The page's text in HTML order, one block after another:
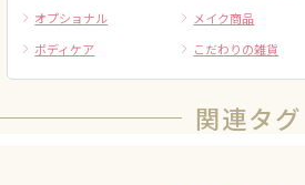
オプショナル
メイク商品
ボディケア
こだわりの雑貨
関連タグ